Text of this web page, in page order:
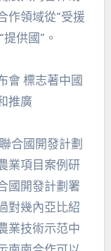
作領域從“受援
供國”。
會 標志著中國
推廣
合國開發計劃
業項目案例研
國開發計劃署
對幾內亞比紹
業技術示范中